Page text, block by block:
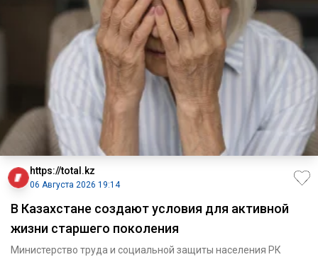
https://total.kz
06 Августа 2026 19:14
В Казахстане создают условия для активной
жизни старшего поколения
Министерство труда и социальной защиты населения РК